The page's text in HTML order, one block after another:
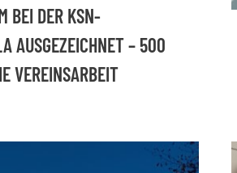
BEI DER KSN-
AUSGEZEICHNET – 500
VEREINSARBEIT